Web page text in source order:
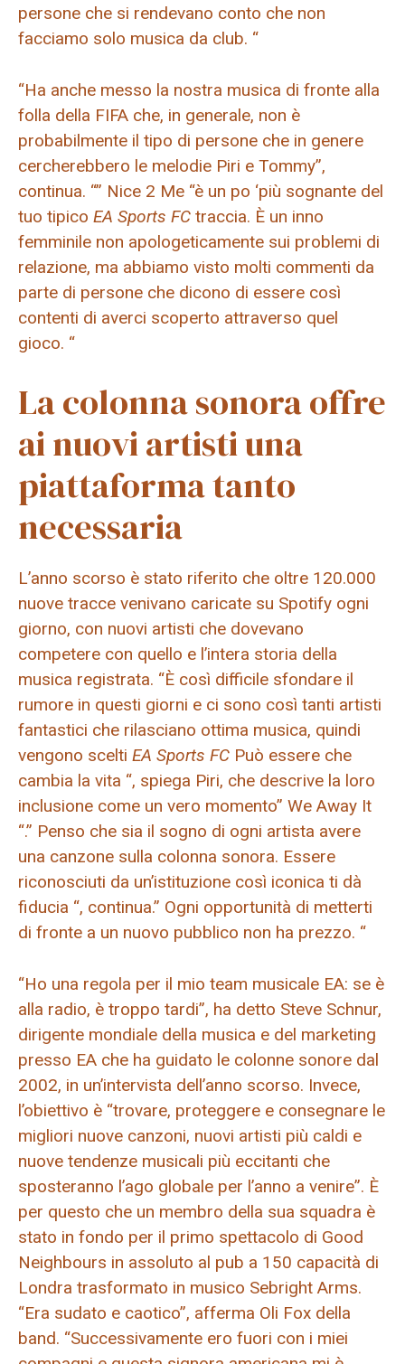
persone che si rendevano conto che non
facciamo solo musica da club. “
“Ha anche messo la nostra musica di fronte alla
folla della FIFA che, in generale, non è
probabilmente il tipo di persone che in genere
cercherebbero le melodie Piri e Tommy”,
continua. “” Nice 2 Me “è un po ‘più sognante del
tuo tipico EA Sports FC traccia. È un inno
femminile non apologeticamente sui problemi di
relazione, ma abbiamo visto molti commenti da
parte di persone che dicono di essere così
contenti di averci scoperto attraverso quel
gioco. “
La colonna sonora offre
ai nuovi artisti una
piattaforma tanto
necessaria
L’anno scorso è stato riferito che oltre 120.000
nuove tracce venivano caricate su Spotify ogni
giorno, con nuovi artisti che dovevano
competere con quello e l’intera storia della
musica registrata. “È così difficile sfondare il
rumore in questi giorni e ci sono così tanti artisti
fantastici che rilasciano ottima musica, quindi
vengono scelti EA Sports FC Può essere che
cambia la vita “, spiega Piri, che descrive la loro
inclusione come un vero momento” We Away It
“.” Penso che sia il sogno di ogni artista avere
una canzone sulla colonna sonora. Essere
riconosciuti da un’istituzione così iconica ti dà
fiducia “, continua.” Ogni opportunità di metterti
di fronte a un nuovo pubblico non ha prezzo. “
“Ho una regola per il mio team musicale EA: se è
alla radio, è troppo tardi”, ha detto Steve Schnur,
dirigente mondiale della musica e del marketing
presso EA che ha guidato le colonne sonore dal
2002, in un’intervista dell’anno scorso. Invece,
l’obiettivo è “trovare, proteggere e consegnare le
migliori nuove canzoni, nuovi artisti più caldi e
nuove tendenze musicali più eccitanti che
sposteranno l’ago globale per l’anno a venire”. È
per questo che un membro della sua squadra è
stato in fondo per il primo spettacolo di Good
Neighbours in assoluto al pub a 150 capacità di
Londra trasformato in musico Sebright Arms.
“Era sudato e caotico”, afferma Oli Fox della
band. “Successivamente ero fuori con i miei